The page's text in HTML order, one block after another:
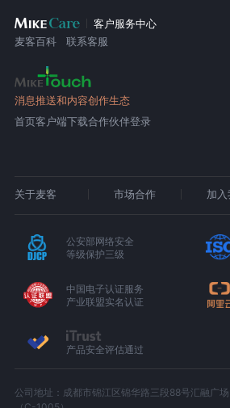
客户服务中心
麦客百科
联系客服
消息推送和内容创作生态
首页客户端下载合作伙伴登录
关于麦客 市场合作 加入
公安部网络安全
等级保护三级
中国电子认证服务
产业联盟实名认证
产品安全评估通过
公司地址：成都市锦江区锦华路三段88号汇融广